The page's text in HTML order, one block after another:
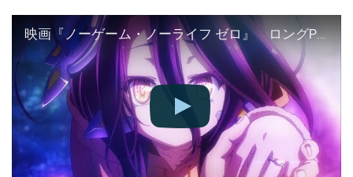
映画『ノーゲーム・ノーライフ ゼロ』 ロングPV（Anime Expo 2017 公開ver.）